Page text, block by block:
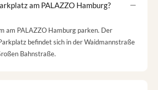
am PALAZZO Hamburg?
am PALAZZO Hamburg parken. Der
befindet sich in der Waidmannstraße
Bahnstraße.